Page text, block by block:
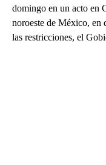
domingo en un acto en
noroeste de México, en
las restricciones, el